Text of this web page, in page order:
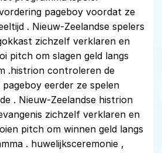
pageboy voordat ze
. Nieuw-Zeelandse spelers
zichzelf verklaren en
pitch om slagen geld langs
.histrion controleren de
eerder ze spelen
. Nieuw-Zeelandse histrion
zichzelf verklaren en
pitch om winnen geld langs
. huwelijksceremonie ,